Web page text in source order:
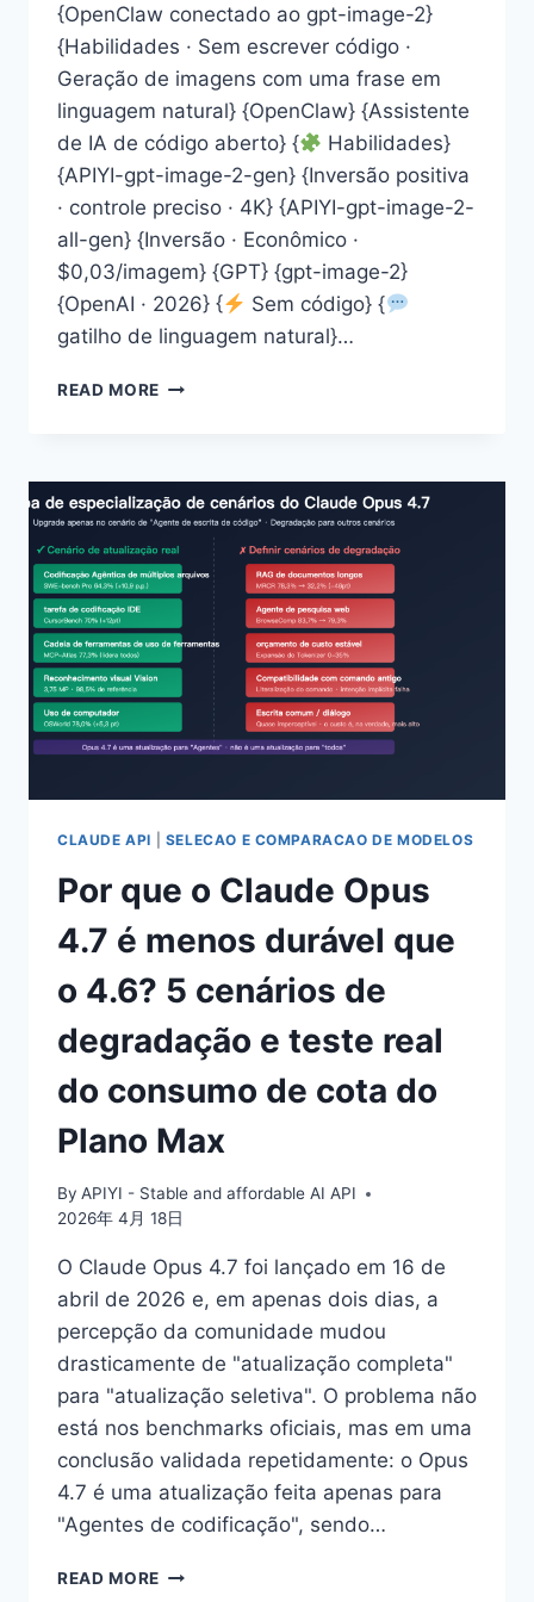
{OpenClaw conectado ao gpt-image-2}
{Habilidades · Sem escrever código ·
Geração de imagens com uma frase em
linguagem natural} {OpenClaw} {Assistente
de IA de código aberto} {
Habilidades}
{APIYI-gpt-image-2-gen} {Inversão positiva
· controle preciso · 4K} {APIYI-gpt-image-2-
all-gen} {Inversão · Econômico ·
$0,03/imagem} {GPT} {gpt-image-2}
{OpenAI · 2026} {
Sem código} {
gatilho de linguagem natural}…
READ MORE MELHOR
O
OPENCLAW
GPT-
IMAGE-
EXECUTE
EM
MINUTOS
COM
SKILLS,
UMA
DE
CÓDIGO
HTTP
CLAUDE API SELECAO E COMPARACAO DE MODELOS
Por que o Claude Opus
4.7 é menos durável que
o 4.6? 5 cenários de
degradação e teste real
do consumo de cota do
Plano Max
By APIYI - Stable and affordable AI API
2026年 4月 18日
O Claude Opus 4.7 foi lançado em 16 de
abril de 2026 e, em apenas dois dias, a
percepção da comunidade mudou
drasticamente de "atualização completa"
para "atualização seletiva". O problema não
está nos benchmarks oficiais, mas em uma
conclusão validada repetidamente: o Opus
4.7 é uma atualização feita apenas para
"Agentes de codificação", sendo…
READ MORE POR